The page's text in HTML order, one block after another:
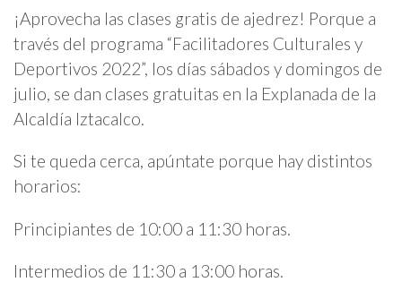
¡Aprovecha las clases gratis de ajedrez! Porque a
través del programa “Facilitadores Culturales y
Deportivos 2022”, los días sábados y domingos de
julio, se dan clases gratuitas en la Explanada de la
Alcaldía Iztacalco.
Si te queda cerca, apúntate porque hay distintos
horarios:
Principiantes de 10:00 a 11:30 horas.
Intermedios de 11:30 a 13:00 horas.